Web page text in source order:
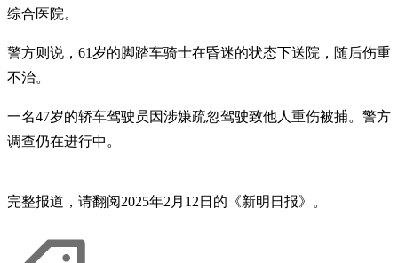
综合医院。
警方则说，61岁的脚踏车骑士在昏迷的状态下送院，随后伤重
不治。
一名47岁的轿车驾驶员因涉嫌疏忽驾驶致他人重伤被捕。警方
调查仍在进行中。
完整报道，请翻阅2025年2月12日的《新明日报》。